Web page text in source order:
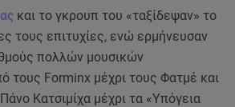
και το γκρουπ του «ταξίδεψαν» το
τους επιτυχίες, ενώ ερμήνευσαν
πολλών μουσικών
τους Forminx μέχρι τους Φατμέ και
Κατσιμίχα μέχρι τα «Υπόγεια